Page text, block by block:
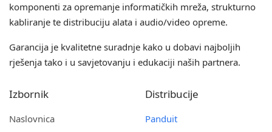
komponenti za opremanje informatičkih mreža, strukturno
kabliranje te distribuciju alata i audio/video opreme.
Garancija je kvalitetne suradnje kako u dobavi najboljih
rješenja tako i u savjetovanju i edukaciji naših partnera.
Izbornik
Naslovnica
Distribucije
Panduit